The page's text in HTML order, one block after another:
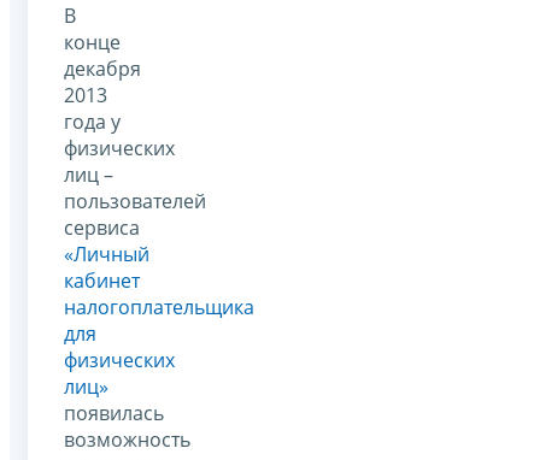
В
конце
декабря
2013
года у
физических
лиц –
пользователей
сервиса
«Личный
кабинет
налогоплательщика
для
физических
лиц»
появилась
возможность